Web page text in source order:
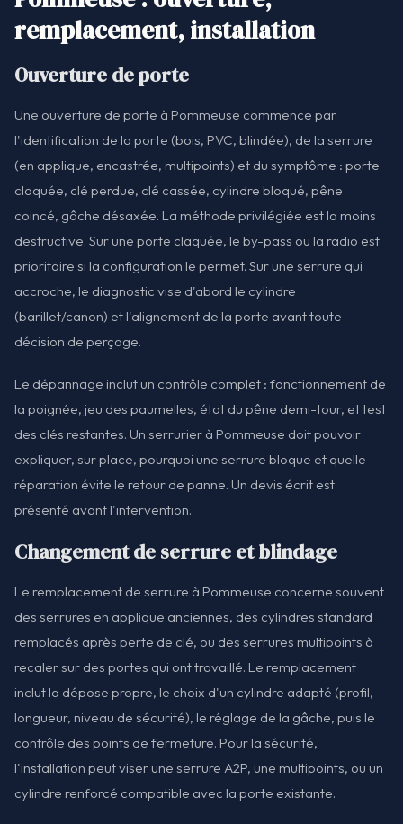
remplacement, installation
Ouverture de porte
Une ouverture de porte à Pommeuse commence par
l'identification de la porte (bois, PVC, blindée), de la serrure
(en applique, encastrée, multipoints) et du symptôme : porte
claquée, clé perdue, clé cassée, cylindre bloqué, pêne
coincé, gâche désaxée. La méthode privilégiée est la moins
destructive. Sur une porte claquée, le by-pass ou la radio est
prioritaire si la configuration le permet. Sur une serrure qui
accroche, le diagnostic vise d'abord le cylindre
(barillet/canon) et l'alignement de la porte avant toute
décision de perçage.
Le dépannage inclut un contrôle complet : fonctionnement de
la poignée, jeu des paumelles, état du pêne demi-tour, et test
des clés restantes. Un serrurier à Pommeuse doit pouvoir
expliquer, sur place, pourquoi une serrure bloque et quelle
réparation évite le retour de panne. Un devis écrit est
présenté avant l'intervention.
Changement de serrure et blindage
Le remplacement de serrure à Pommeuse concerne souvent
des serrures en applique anciennes, des cylindres standard
remplacés après perte de clé, ou des serrures multipoints à
recaler sur des portes qui ont travaillé. Le remplacement
inclut la dépose propre, le choix d'un cylindre adapté (profil,
longueur, niveau de sécurité), le réglage de la gâche, puis le
contrôle des points de fermeture. Pour la sécurité,
l'installation peut viser une serrure A2P, une multipoints, ou un
cylindre renforcé compatible avec la porte existante.